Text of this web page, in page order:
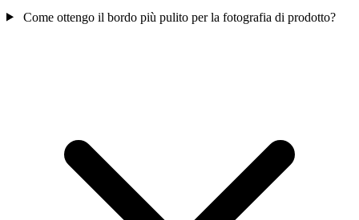
Come ottengo il bordo più pulito per la fotografia di prodotto?